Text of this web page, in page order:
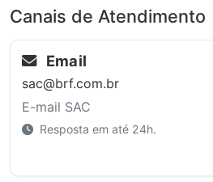
Canais de Atendimento
Email
sac@brf.com.br
E-mail SAC
Resposta em até 24h.